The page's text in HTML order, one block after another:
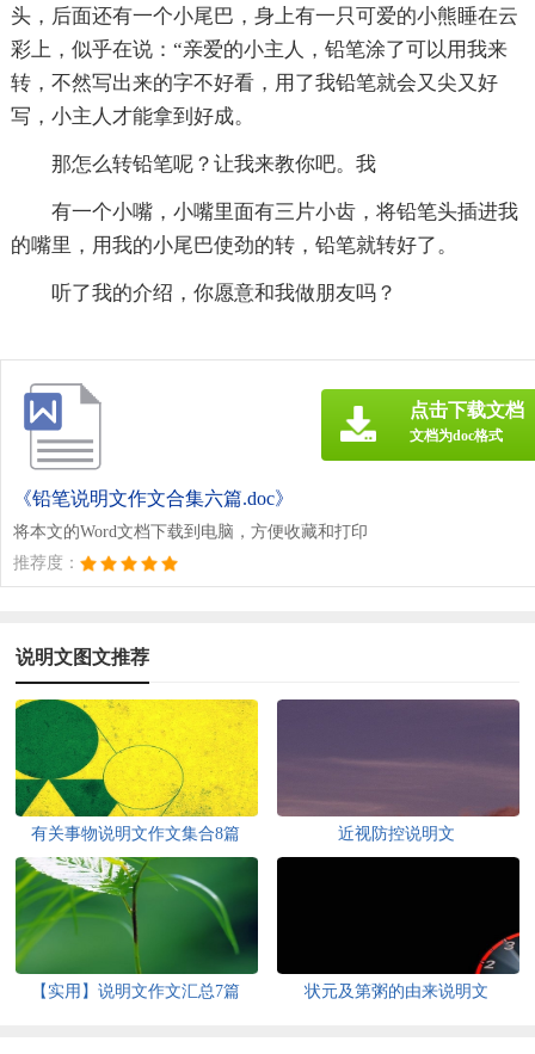
头，后面还有一个小尾巴，身上有一只可爱的小熊睡在云
彩上，似乎在说：“亲爱的小主人，铅笔涂了可以用我来
转，不然写出来的字不好看，用了我铅笔就会又尖又好
写，小主人才能拿到好成。
那怎么转铅笔呢？让我来教你吧。我
有一个小嘴，小嘴里面有三片小齿，将铅笔头插进我
的嘴里，用我的小尾巴使劲的转，铅笔就转好了。
听了我的介绍，你愿意和我做朋友吗？
《铅笔说明文作文合集六篇.doc》
将本文的Word文档下载到电脑，方便收藏和打印
推荐度：
点击下载文档
文档为doc格式
说明文图文推荐
有关事物说明文作文集合8篇 近视防控说明文
【实用】说明文作文汇总7篇 状元及第粥的由来说明文